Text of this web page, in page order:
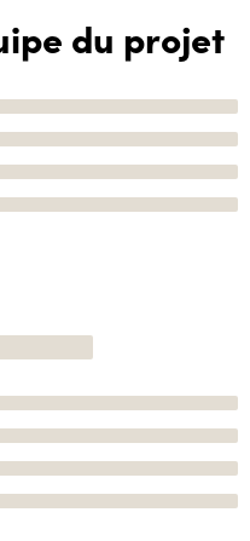
du projet